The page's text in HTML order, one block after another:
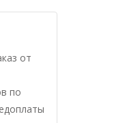
от
по